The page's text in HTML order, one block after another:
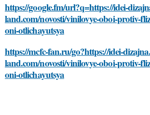
https://google.fm/url?q=https://idei-
land.com/novosti/vinilovye-oboi-protiv-
oni-otlichayutsya
https://mcfc-fan.ru/go?https://idei-
land.com/novosti/vinilovye-oboi-protiv-
oni-otlichayutsya